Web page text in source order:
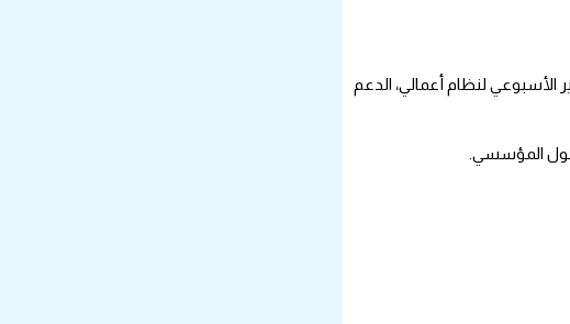
وتم مناقشة عدد من المحاور، منها التقرير الأسبوعي لنظام أعمالي، الدعم
المؤسسي.